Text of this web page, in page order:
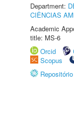
Department:
CIÊNCIAS
Academic
title: MS-6
Orcid
Scopus